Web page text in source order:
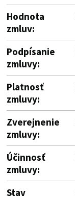
Hodnota
zmluv:
Podpísanie
zmluvy:
Platnosť
zmluvy:
Zverejnenie
zmluvy:
Účinnosť
zmluvy:
Stav